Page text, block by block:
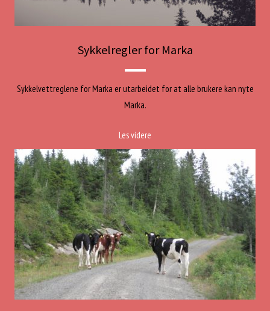
Sykkelregler for Marka
Sykkelvettreglene for Marka er utarbeidet for at alle brukere kan nyte
Marka.
Les videre